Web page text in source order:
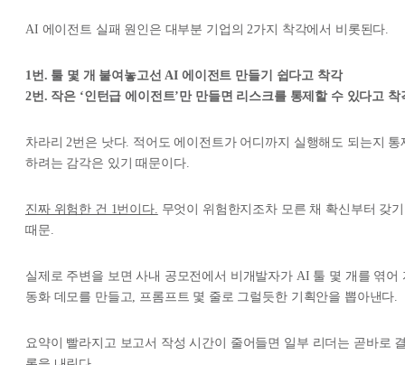
AI 에이전트 실패 원인은 대부분 기업의 2가지 착각에서 비롯된다.
1번. 툴 몇 개 붙여놓고선 AI 에이전트 만들기 쉽다고 착각
2번. 작은 ‘인턴급 에이전트’만 만들면 리스크를 통제할 수 있다고 착
차라리 2번은 낫다. 적어도 에이전트가 어디까지 실행해도 되는지 통
하려는 감각은 있기 때문이다.
진짜 위험한 건 1번이다. 무엇이 위험한지조차 모른 채 확신부터 갖기
때문.
실제로 주변을 보면 사내 공모전에서 비개발자가 AI 툴 몇 개를 엮어
동화 데모를 만들고, 프롬프트 몇 줄로 그럴듯한 기획안을 뽑아낸다.
요약이 빨라지고 보고서 작성 시간이 줄어들면 일부 리더는 곧바로